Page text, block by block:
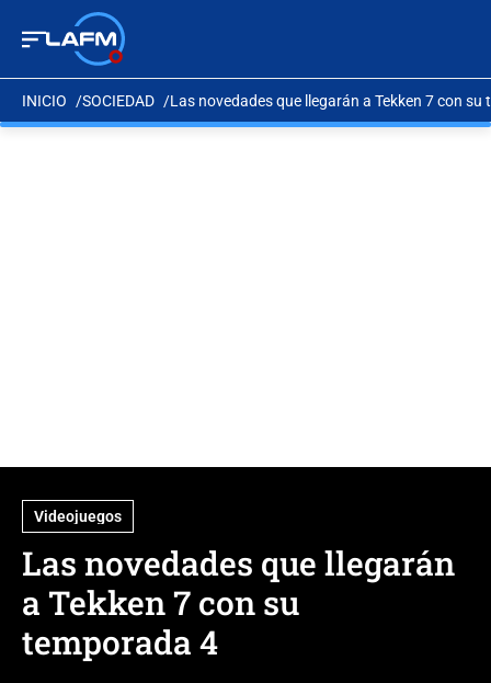
INICIO SOCIEDAD Las novedades que llegarán a Tekken 7 con su
Videojuegos
Las novedades que llegarán
a Tekken 7 con su
temporada 4